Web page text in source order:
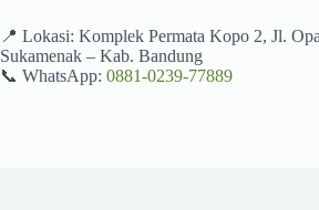
📍 Lokasi: Komplek Permata Kopo 2, Jl.
Sukamenak – Kab. Bandung
📞 WhatsApp: 0881-0239-77889